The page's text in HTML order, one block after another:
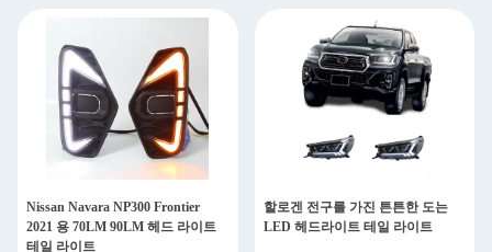
Nissan Navara NP300 Frontier
2021 용 70LM 90LM 헤드 라이트
테일 라이트
할로겐 전구를 가진 튼튼한 도는
LED 헤드라이트 테일 라이트